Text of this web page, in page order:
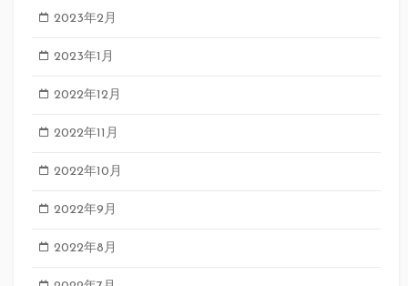
2023年2月
2023年1月
2022年12月
2022年11月
2022年10月
2022年9月
2022年8月